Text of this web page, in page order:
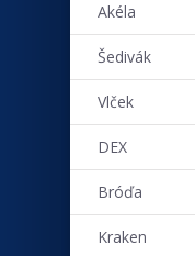
Akéla
Šedivák
Vlček
DEX
Bróďa
Kraken